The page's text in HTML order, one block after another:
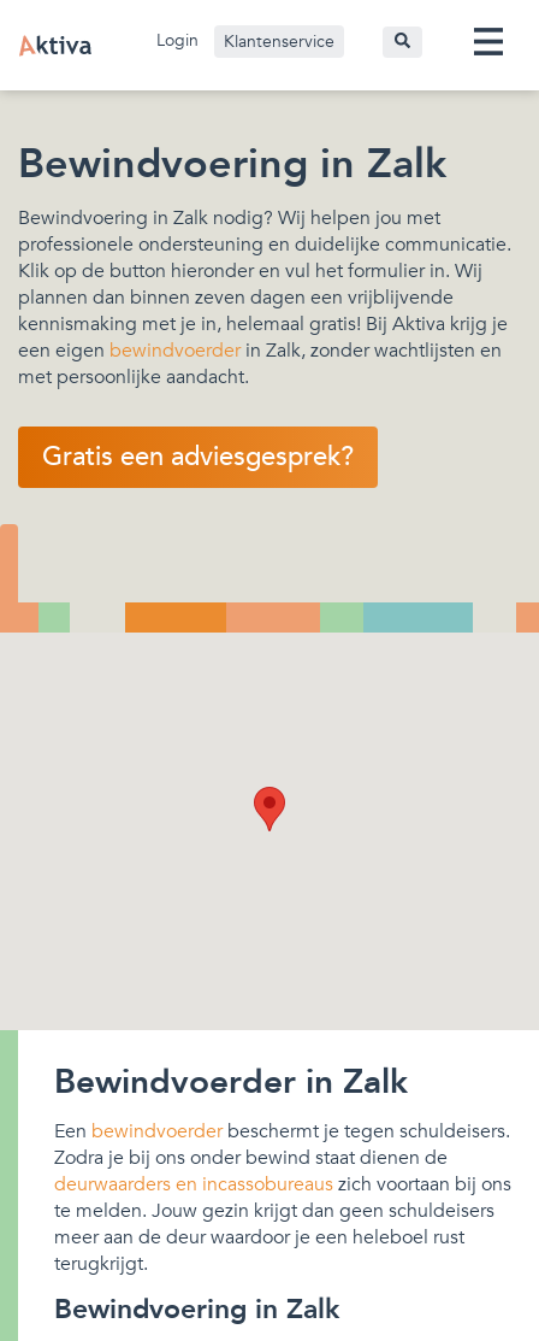
Login Klantenservice
Bewindvoering in Zalk
Bewindvoering in Zalk nodig? Wij helpen jou met
professionele ondersteuning en duidelijke communicatie.
Klik op de button hieronder en vul het formulier in. Wij
plannen dan binnen zeven dagen een vrijblijvende
kennismaking met je in, helemaal gratis! Bij Aktiva krijg je
een eigen bewindvoerderin Zalk, zonder wachtlijsten en
met persoonlijke aandacht.
Gratis een adviesgesprek?
Bewindvoerder in Zalk
Een bewindvoerderbeschermt je tegen schuldeisers.
Zodra je bij ons onder bewind staat dienen de
deurwaarders en incassobureauszich voortaan bij ons
te melden. Jouw gezin krijgt dan geen schuldeisers
meer aan de deur waardoor je een heleboel rust
terugkrijgt.
Bewindvoering in Zalk